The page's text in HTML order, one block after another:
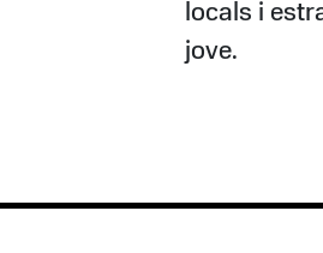
locals i
jove.